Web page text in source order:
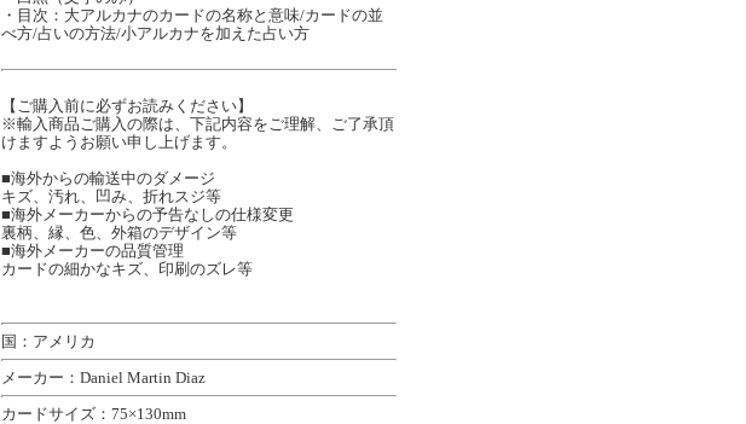
・目次：大アルカナのカードの名称と意味/カードの並
べ方/占いの方法/小アルカナを加えた占い方
【ご購入前に必ずお読みください】
※輸入商品ご購入の際は、下記内容をご理解、ご了承頂
けますようお願い申し上げます。
■海外からの輸送中のダメージ
キズ、汚れ、凹み、折れスジ等
■海外メーカーからの予告なしの仕様変更
裏柄、縁、色、外箱のデザイン等
■海外メーカーの品質管理
カードの細かなキズ、印刷のズレ等
国：アメリカ
メーカー：Daniel Martin Diaz
カードサイズ：75×130mm